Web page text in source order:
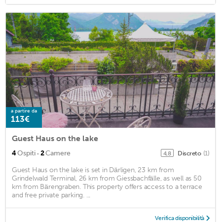
a partire da
113€
Guest Haus on the lake
4Ospiti · 2Camere 4,8 Discreto (1)
Guest Haus on the lake is set in Därligen, 23 km from
Grindelwald Terminal, 26 km from Giessbachfälle, as well as 50
km from Bärengraben. This property offers access to a terrace
and free private parking. ...
Verifica disponibilità